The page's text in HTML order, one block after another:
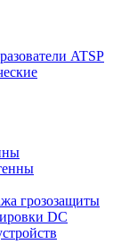
ATSP
грозозащиты
DC